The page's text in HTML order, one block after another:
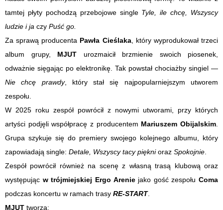
tamtej płyty pochodzą przebojowe single Tyle, ile chcę, Wszyscy
ludzie i ja czy Puść go.
Za sprawą producenta Pawła Cieślaka, który wyprodukował trzeci
album grupy,
MJUT urozmaicił brzmienie swoich piosenek,
odważnie sięgając po elektronikę. Tak powstał chociażby singiel —
Nie chcę prawdy, który stał się najpopularniejszym utworem
zespołu.
W 2025 roku zespół powrócił z nowymi utworami, przy których
artyści podjęli współpracę z producentem Mariuszem Obijalskim.
Grupa szykuje się do premiery swojego kolejnego albumu, który
zapowiadają single: Detale, Wszyscy tacy piękni oraz Spokojnie.
Zespół powrócił również na scenę z własną trasą klubową oraz
występując w trójmiejskiej Ergo Areniejako gość zespołu Coma
podczas koncertu w ramach trasy RE-START.
MJUT tworzą: